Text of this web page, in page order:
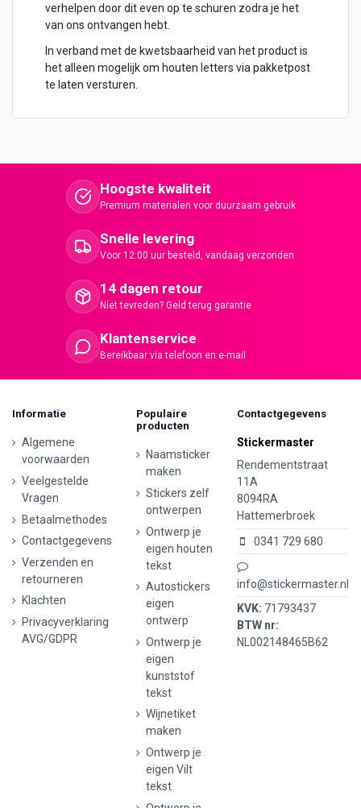
verhelpen door dit even op te schuren zodra je het
van ons ontvangen hebt.
In verband met de kwetsbaarheid van het product is
het alleen mogelijk om houten letters via pakketpost
te laten versturen.
Hoogste kwaliteit
Premium materialen voor duurzaam gebruik
Snelle levering
Voor 12:00 uur besteld, vandaag verzonden
14 dagen retour
Niet tevreden? Geld terug garantie
Klantenservice
Bereikbaar via telefoon en e-mail
Informatie
Algemene
voorwaarden
Veelgestelde
Vragen
Betaalmethodes
Contactgegevens
Verzenden en
retourneren
Klachten
Privacyverklaring
AVG/GDPR
Populaire
producten
Naamsticker
maken
Stickers zelf
ontwerpen
Ontwerp je
eigen houten
tekst
Autostickers
eigen
ontwerp
Ontwerp je
eigen
kunststof
tekst
Wijnetiket
maken
Ontwerp je
eigen Vilt
tekst
Contactgegevens
Stickermaster
Rendementstraat
11A
8094RA
Hattemerbroek
0341 729 680
info@stickermaster.nl
KVK: 71793437
BTW nr:
NL002148465B62